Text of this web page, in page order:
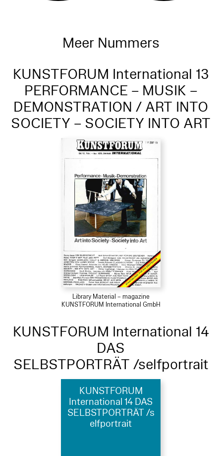
Meer Nummers
KUNSTFORUM International 13
PERFORMANCE – MUSIK –
DEMONSTRATION / ART INTO
SOCIETY – SOCIETY INTO ART
Library Material – magazine
KUNSTFORUM International GmbH
KUNSTFORUM International 14
DAS
SELBSTPORTRÄT /selfportrait
KUNSTFORUM
International 14 DAS
SELBSTPORTRÄT /s
elfportrait